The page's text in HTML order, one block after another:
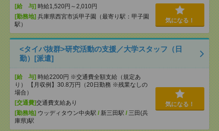
[給 与] 時給1,520円～2,010円
[勤務地] 兵庫県西宮市浜甲子園（最寄り駅：甲子園
駅）
気になる！
<タイパ抜群>研究活動の支援／大学スタッフ（日
勤）[派遣]
[給 与] 時給2200円 ※交通費全額支給（規定あ
り） 【月収例】30.8万円（20日勤務 ※残業なしの
場合）
[交通費]交通費支給あり
[勤務地] ウッディタウン中央駅 / 新三田駅 / 三田(兵
庫県)駅
気になる！